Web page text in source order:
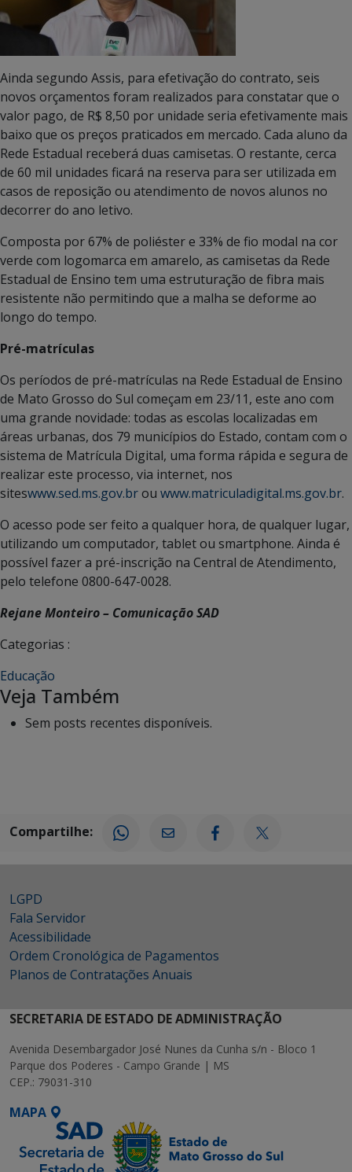
Ainda segundo Assis, para efetivação do contrato, seis
novos orçamentos foram realizados para constatar que o
valor pago, de R$ 8,50 por unidade seria efetivamente mais
baixo que os preços praticados em mercado. Cada aluno da
Rede Estadual receberá duas camisetas. O restante, cerca
de 60 mil unidades ficará na reserva para ser utilizada em
casos de reposição ou atendimento de novos alunos no
decorrer do ano letivo.
Composta por 67% de poliéster e 33% de fio modal na cor
verde com logomarca em amarelo, as camisetas da Rede
Estadual de Ensino tem uma estruturação de fibra mais
resistente não permitindo que a malha se deforme ao
longo do tempo.
Pré-matrículas
Os períodos de pré-matrículas na Rede Estadual de Ensino
de Mato Grosso do Sul começam em 23/11, este ano com
uma grande novidade: todas as escolas localizadas em
áreas urbanas, dos 79 municípios do Estado, contam com o
sistema de Matrícula Digital, uma forma rápida e segura de
realizar este processo, via internet, nos
siteswww.sed.ms.gov.brou www.matriculadigital.ms.gov.br.
O acesso pode ser feito a qualquer hora, de qualquer lugar,
utilizando um computador, tablet ou smartphone. Ainda é
possível fazer a pré-inscrição na Central de Atendimento,
pelo telefone 0800-647-0028.
Rejane Monteiro – Comunicação SAD
Categorias :
Educação
Veja Também
Sem posts recentes disponíveis.
Compartilhe:
LGPD
Fala Servidor
Acessibilidade
Ordem Cronológica de Pagamentos
Planos de Contratações Anuais
SECRETARIA DE ESTADO DE ADMINISTRAÇÃO
Avenida Desembargador José Nunes da Cunha s/n - Bloco 1
Parque dos Poderes - Campo Grande | MS
CEP.: 79031-310
MAPA